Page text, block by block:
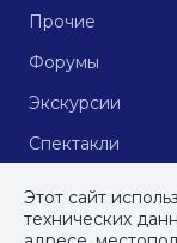
Прочие
Форумы
Экскурсии
Спектакли
Этот сайт
технических